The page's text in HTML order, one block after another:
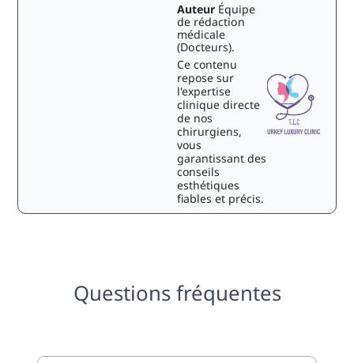
Auteur Équipe
de rédaction
médicale
(Docteurs).
Ce contenu
repose sur
l'expertise
clinique directe
de nos
chirurgiens,
vous
garantissant des
conseils
esthétiques
fiables et précis.
Questions fréquentes